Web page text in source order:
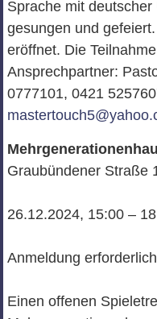
Sprache mit
gesungen und
eröffnet. Die
Ansprechpartner:
0777101, 0421
Graubündener Straße
26.12.2024, 15:00 –
Anmeldung
Einen offenen